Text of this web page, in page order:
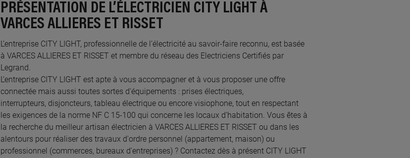
PRÉSENTATION DE L’ÉLECTRICIEN CITY LIGHT À
VARCES ALLIERES ET RISSET
L’entreprise CITY LIGHT, professionnelle de l’électricité au savoir-faire reconnu, est basée
à VARCES ALLIERES ET RISSET et membre du réseau des Electriciens Certifiés par
Legrand.​
L’entreprise CITY LIGHT est apte à vous accompagner et à vous proposer une offre
connectée mais aussi toutes sortes d'équipements : prises électriques,
interrupteurs, disjoncteurs, tableau électrique ou encore visiophone, tout en respectant
les exigences de la norme NF C 15-100 qui concerne les locaux d’habitation. Vous êtes à
la recherche du meilleur artisan électricien à VARCES ALLIERES ET RISSET ou dans les
alentours pour réaliser des travaux d'ordre personnel (appartement, maison) ou
professionnel (commerces, bureaux d'entreprises) ? Contactez dès à présent CITY LIGHT